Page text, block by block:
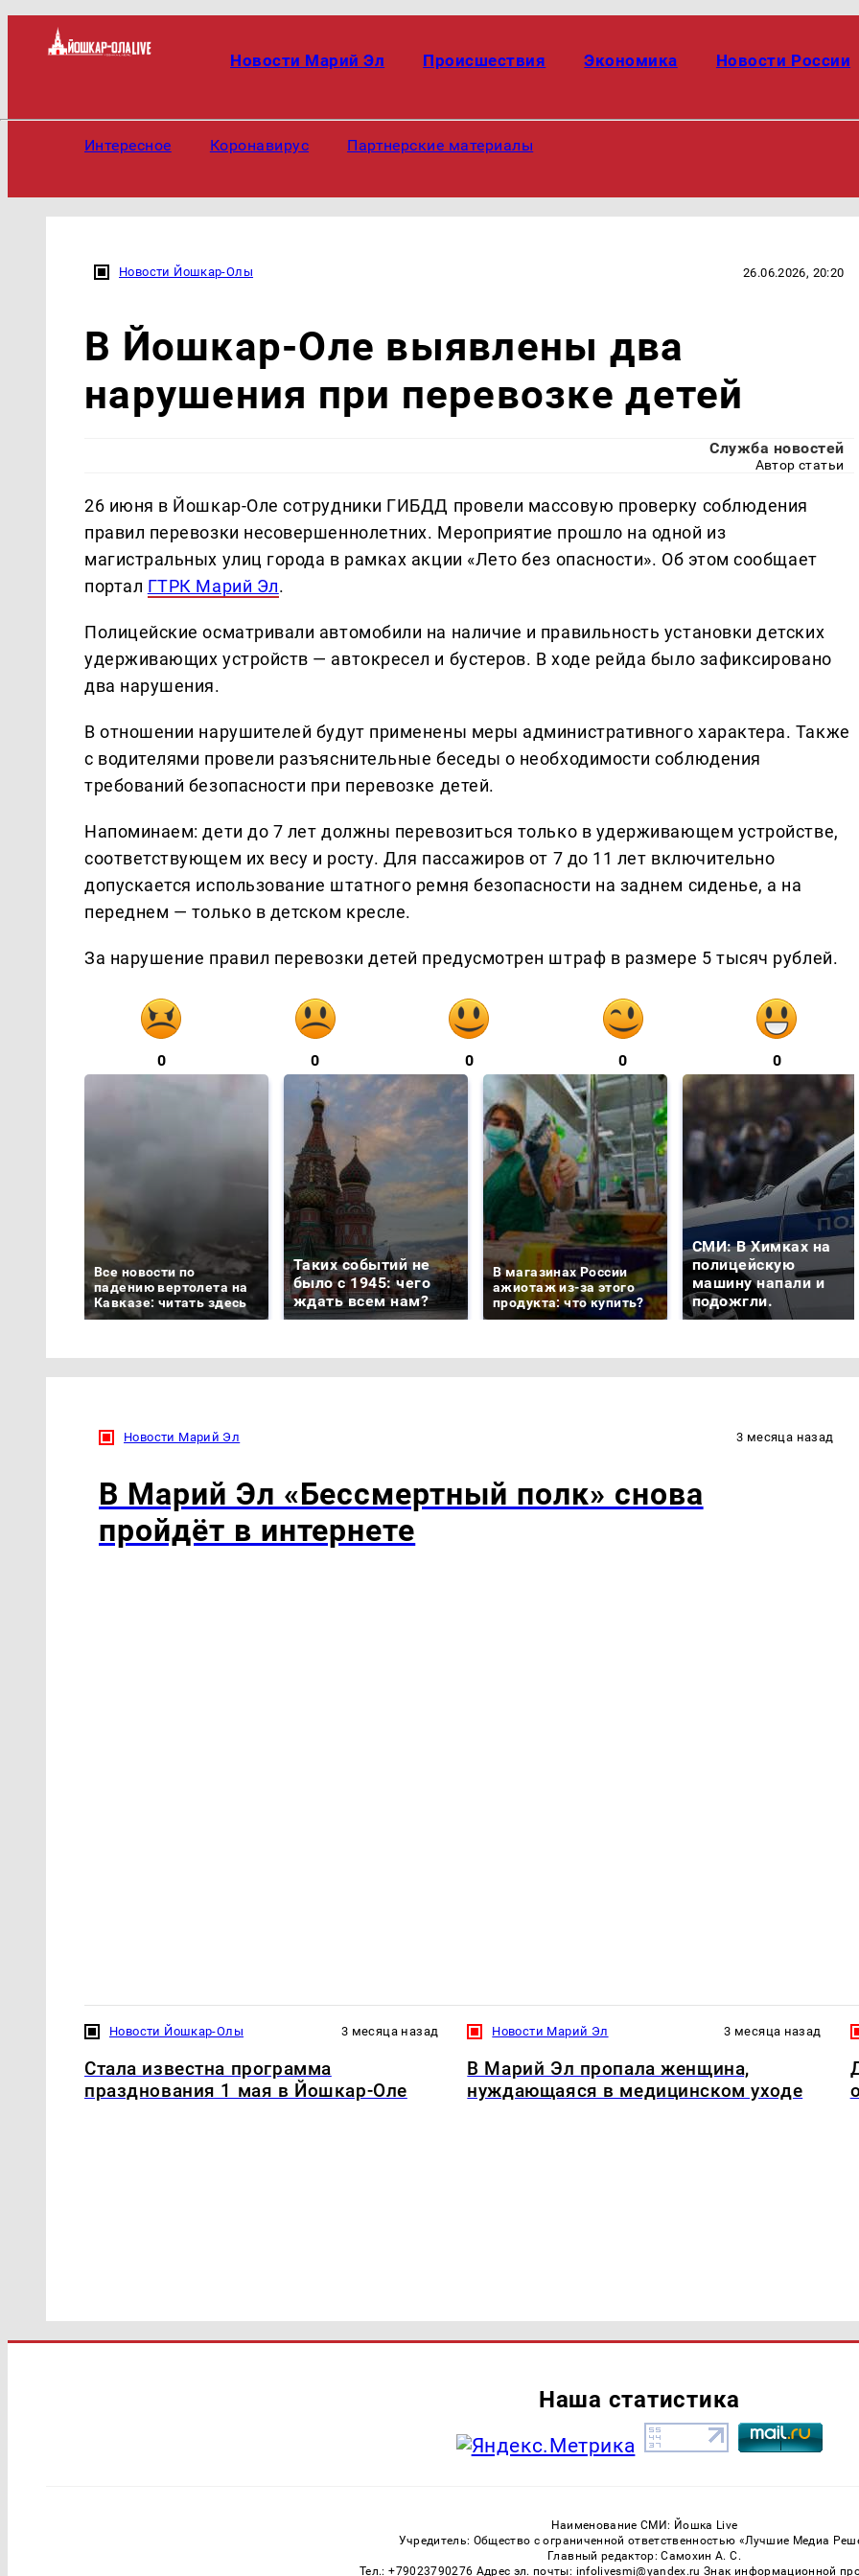
Новости Марий Эл Происшествия Экономика Новости России
Интересное Коронавирус Партнерские материалы
Новости Йошкар-Олы 26.06.2026, 20:20
В Йошкар-Оле выявлены два
нарушения при перевозке детей
Служба новостей
Автор статьи
26 июня в Йошкар-Оле сотрудники ГИБДД провели массовую проверку соблюдения
правил перевозки несовершеннолетних. Мероприятие прошло на одной из
магистральных улиц города в рамках акции «Лето без опасности». Об этом сообщает
портал ГТРК Марий Эл.
Полицейские осматривали автомобили на наличие и правильность установки детских
удерживающих устройств — автокресел и бустеров. В ходе рейда было зафиксировано
два нарушения.
В отношении нарушителей будут применены меры административного характера. Также
с водителями провели разъяснительные беседы о необходимости соблюдения
требований безопасности при перевозке детей.
Напоминаем: дети до 7 лет должны перевозиться только в удерживающем устройстве,
соответствующем их весу и росту. Для пассажиров от 7 до 11 лет включительно
допускается использование штатного ремня безопасности на заднем сиденье, а на
переднем — только в детском кресле.
За нарушение правил перевозки детей предусмотрен штраф в размере 5 тысяч рублей.
0 0 0 0 0
Все новости по
падению вертолета на
Кавказе: читать здесь
Таких событий не
было с 1945: чего
ждать всем нам?
В магазинах России
ажиотаж из-за этого
продукта: что купить?
СМИ: В Химках на
полицейскую
машину напали и
подожгли.
Новости Марий Эл 3 месяца назад
В Марий Эл «Бессмертный полк» снова
пройдёт в интернете
Новости Йошкар-Олы 3 месяца назад
Стала известна программа
празднования 1 мая в Йошкар-Оле
Новости Марий Эл 3 месяца назад
В Марий Эл пропала женщина,
нуждающаяся в медицинском уходе
Наша статистика
Наименование СМИ: Йошка Live
Учредитель: Общество с ограниченной ответственностью «Лучшие Медиа
Главный редактор: Самохин А. С.
Тел.: +79023790276 Адрес эл. почты: infolivesmi@yandex.ru Знак информационной